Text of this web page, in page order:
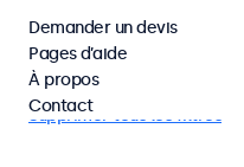
Écrans tactiles 24 pouces
Supprimer tous les filtres
Demander un devis
Pages d’aide
À propos
Contact